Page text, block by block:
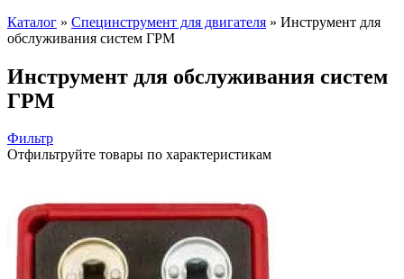
Каталог » Специнструмент для двигателя » Инструмент для
обслуживания систем ГРМ
Инструмент для обслуживания систем
ГРМ
Фильтр
Отфильтруйте товары по характеристикам